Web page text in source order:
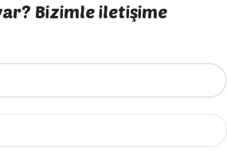
Bizimle iletişime